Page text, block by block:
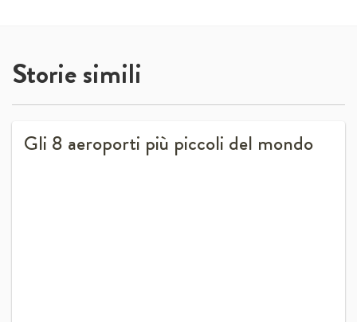
Storie simili
Gli 8 aeroporti più piccoli del mondo